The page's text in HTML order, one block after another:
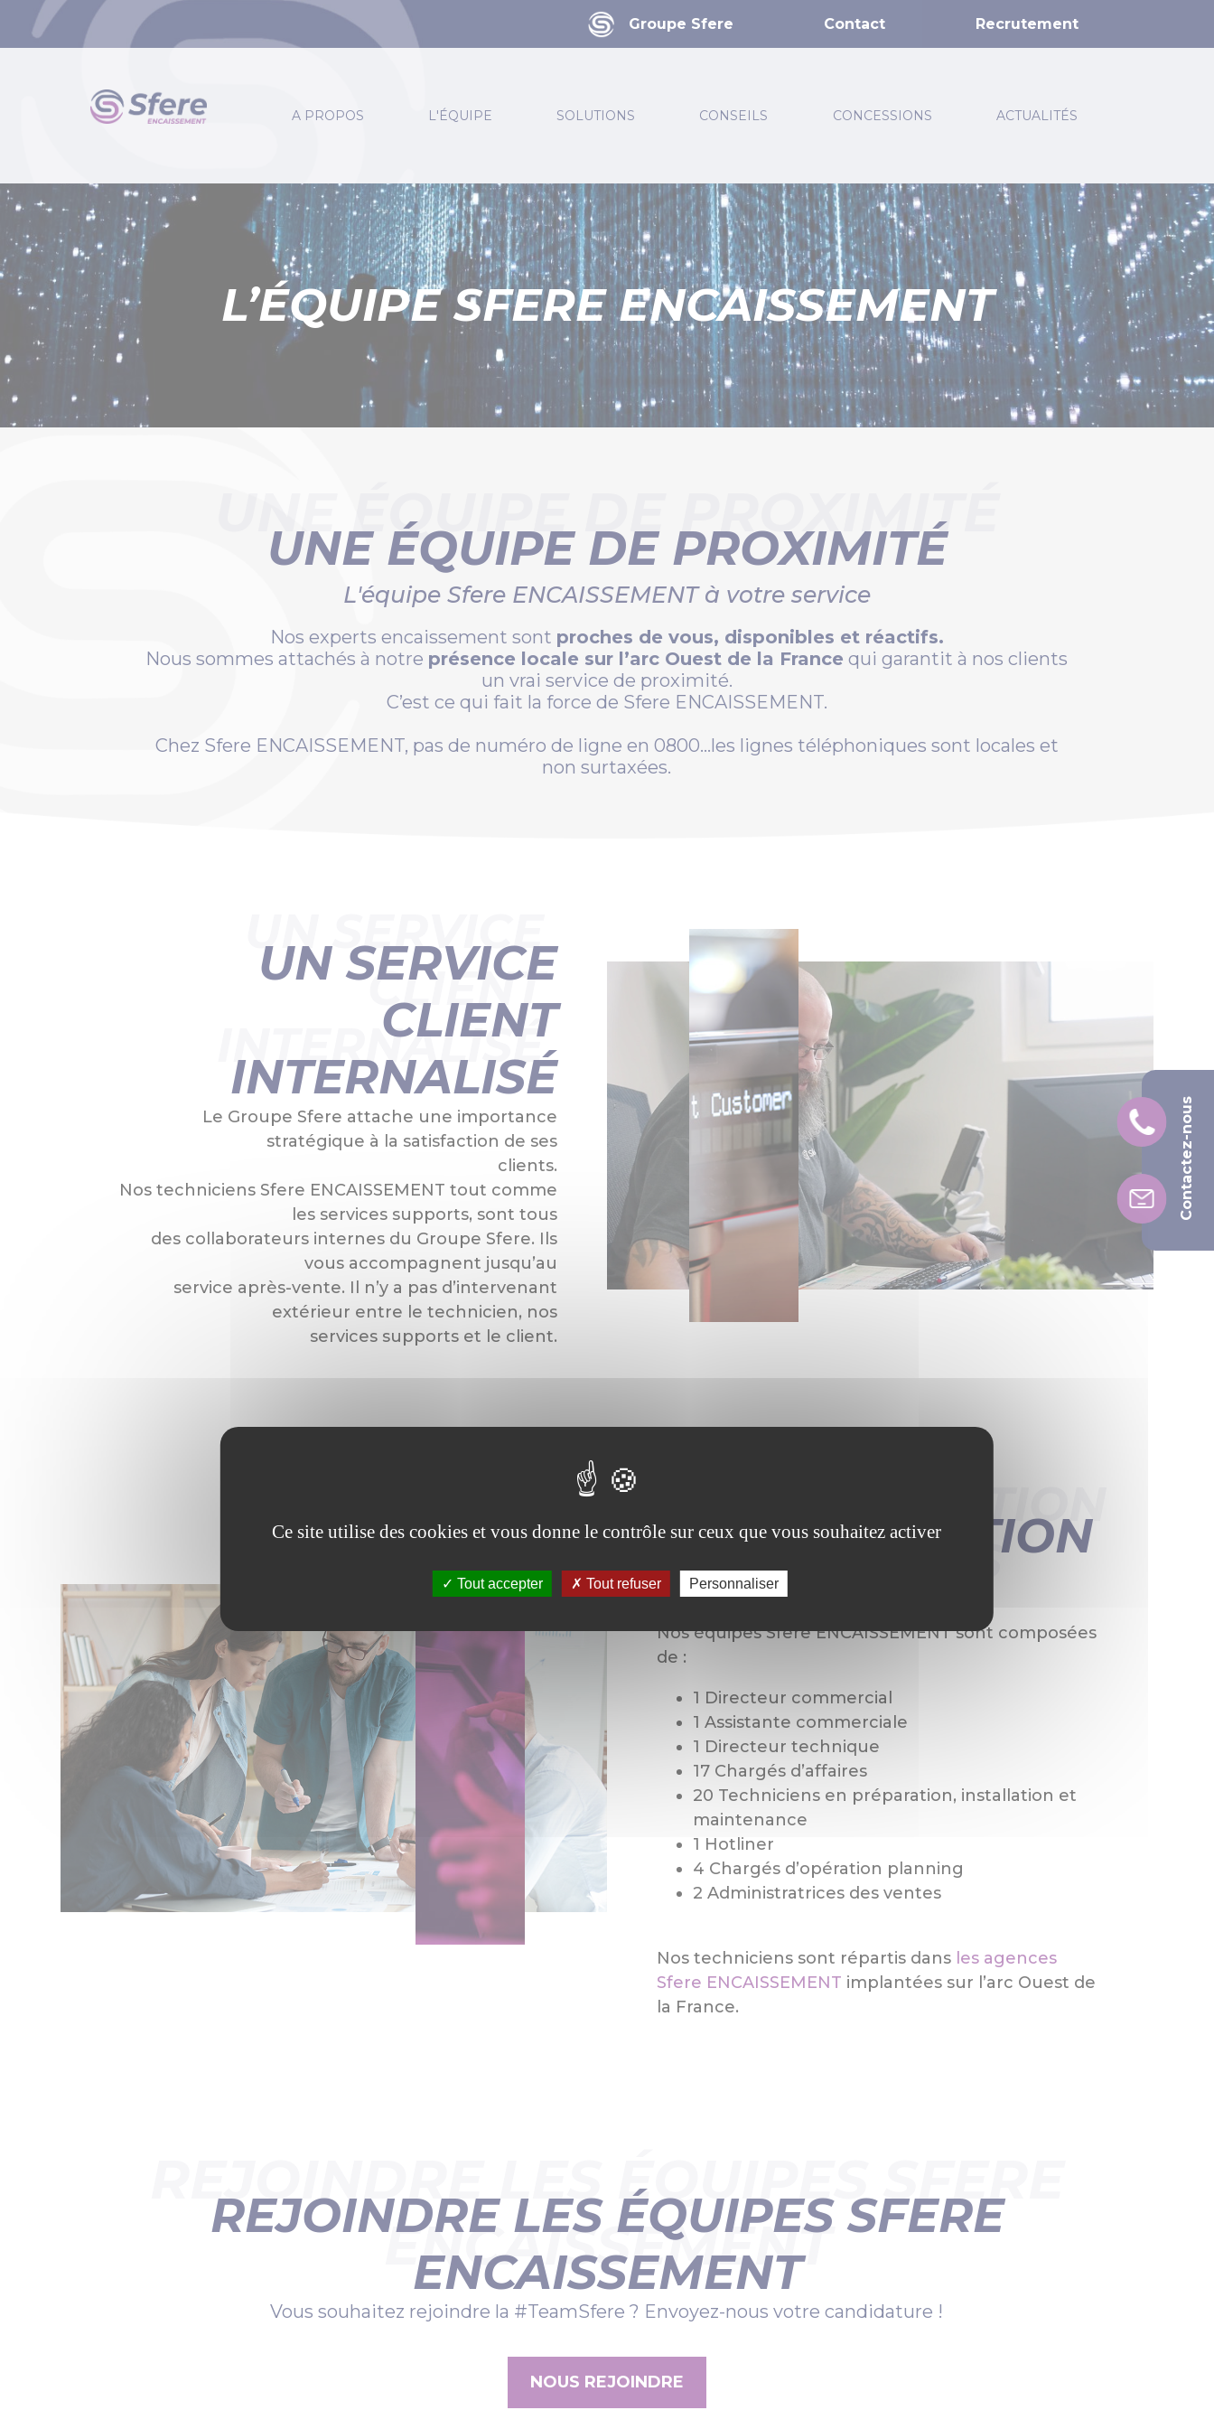
Groupe Sfere Contact Recrutement
A PROPOS L'ÉQUIPE SOLUTIONS CONSEILS CONCESSIONS ACTUALITÉS
L’ÉQUIPE SFERE ENCAISSEMENT
UNE ÉQUIPE DE PROXIMITÉ
L'équipe Sfere ENCAISSEMENT à votre service
UNE ÉQUIPE DE PROXIMITÉ
Nos experts encaissement sont proches de vous, disponibles et réactifs.
Nous sommes attachés à notre présence locale sur l’arc Ouest de la France qui garantit à nos clients
un vrai service de proximité.
C’est ce qui fait la force de Sfere ENCAISSEMENT.
Chez Sfere ENCAISSEMENT, pas de numéro de ligne en 0800…les lignes téléphoniques sont locales et
non surtaxées.
UN SERVICE
CLIENT
INTERNALISÉ
UN SERVICE
CLIENT
INTERNALISÉ
Le Groupe Sfere attache une importance
stratégique à la satisfaction de ses
clients.
Nos techniciens Sfere ENCAISSEMENT tout comme
les services supports, sont tous
des collaborateurs internes du Groupe Sfere. Ils
vous accompagnent jusqu’au
service après-vente. Il n’y a pas d’intervenant
extérieur entre le technicien, nos
services supports et le client.
LA COMPOSITION
DES ÉQUIPES
LA COMPOSITION
DES ÉQUIPES
Nos équipes Sfere ENCAISSEMENT sont composées
de :
1 Directeur commercial
1 Assistante commerciale
1 Directeur technique
17 Chargés d’affaires
20 Techniciens en préparation, installation et
maintenance
1 Hotliner
4 Chargés d’opération planning
2 Administratrices des ventes
Nos techniciens sont répartis dans les agences
Sfere ENCAISSEMENT implantées sur l’arc Ouest de
la France.
REJOINDRE LES ÉQUIPES SFERE
ENCAISSEMENT
REJOINDRE LES ÉQUIPES SFERE
ENCAISSEMENT
Vous souhaitez rejoindre la #TeamSfere ? Envoyez-nous votre candidature !
NOUS REJOINDRE
Contactez-nous
Panneau de gestion des cookies
Ce site utilise des cookies et vous donne le contrôle sur ceux que vous souhaitez activer
Tout accepter Tout refuser Personnaliser